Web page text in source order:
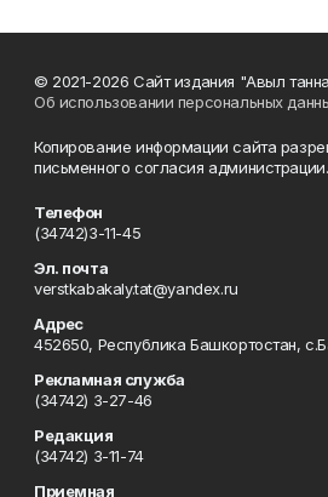
© 2021-2026 Сайт издания "Авыл
Об использовании персональных
Копирование информации сайта
письменного согласия администрации.
Телефон
(34742)3-11-45
Эл. почта
verstkabakaly.tat@yandex.ru
Адрес
452650, Республика Башкортостан,
Рекламная служба
(34742) 3-27-46
Редакция
(34742) 3-11-74
Приемная